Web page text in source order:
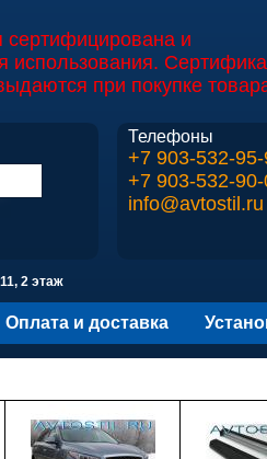
сертифицирована и
использования.
при покупке
Телефоны
+7 903-532-
+7 903-532-
info@avtostil.ru
2 этаж
Оплата и доставка